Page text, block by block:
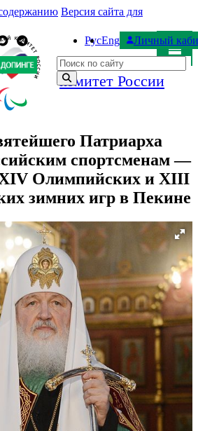
Версия сайта для
Паралимпийский
комитет России
РусEng
Личный
Поиск по сайту
Патриарха
спортсменам —
Олимпийских и XIII
зимних игр в Пекине